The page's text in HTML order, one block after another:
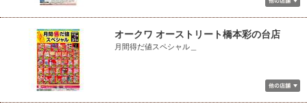
オークワ オーストリート橋本彩の台店
月間得だ値スペシャル＿